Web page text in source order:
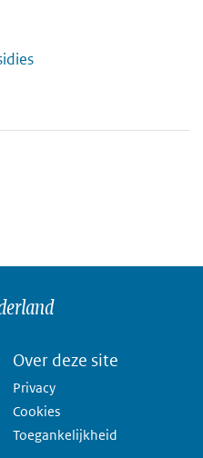
Over deze site
Privacy
Cookies
Toegankelijkheid